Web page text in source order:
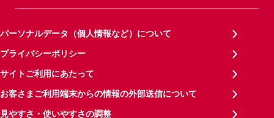
パーソナルデータ（個人情報など）について
プライバシーポリシー
サイトご利用にあたって
お客さまご利用端末からの情報の外部送信について
見やすさ・使いやすさの調整